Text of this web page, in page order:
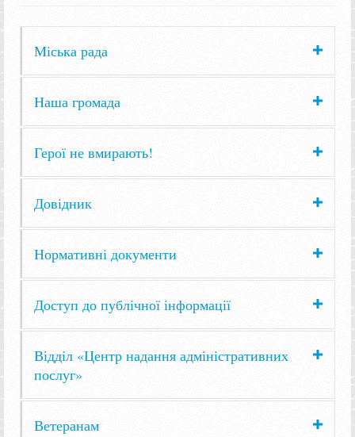
Міська рада
Наша громада
Герої не вмирають!
Довідник
Нормативні документи
Доступ до публічної інформації
Відділ «Центр надання адміністративних
послуг»
Ветеранам